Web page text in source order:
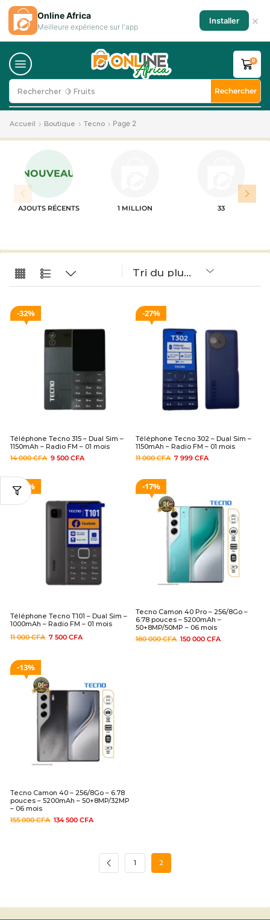
Rechercher 🍋 Fruits Rechercher
0
Accueil Boutique Tecno Page 2
NOUVEAU
AJOUTS RÉCENTS 1 MILLION 33
32%
Téléphone Tecno 315 – Dual Sim –
1150mAh – Radio FM – 01 mois
14 000CFA 9 500 CFA
27%
Téléphone Tecno 302 – Dual Sim –
1150mAh – Radio FM – 01 mois
11 000CFA 7 999 CFA
32%
Téléphone Tecno T101 – Dual Sim –
1000mAh – Radio FM – 01 mois
11 000CFA 7 500 CFA
17%
Tecno Camon 40 Pro – 256/8Go –
6.78 pouces – 5200mAh –
50+8MP/50MP – 06 mois
180 000CFA 150 000 CFA
13%
Tecno Camon 40 – 256/8Go – 6.78
pouces – 5200mAh – 50+8MP/32MP
– 06 mois
155 000CFA 134 500 CFA
1 2
Online Africa
Meilleure expérience sur l'app
Installer ×